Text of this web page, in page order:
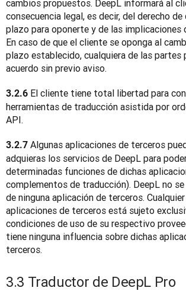
cambios propuestos. DeepL informará al
consecuencia legal, es decir, del derecho
plazo para oponerte y de las implicaciones
En caso de que el cliente se oponga al
plazo establecido, cualquiera de las partes
acuerdo sin previo aviso.
3.2.6 El cliente tiene total libertad para
herramientas de traducción asistida por
API.
3.2.7 Algunas aplicaciones de terceros
adquieras los servicios de DeepL para
determinadas funciones de dichas
complementos de traducción). DeepL no
de ninguna aplicación de terceros.
aplicaciones de terceros está sujeto
condiciones de uso de su respectivo
tiene ninguna influencia sobre dichas
terceros.
3.3 Traductor de DeepL Pro